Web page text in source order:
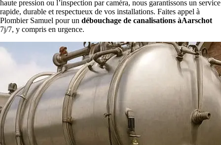
haute pression ou l’inspection par caméra, nous garantissons un service
rapide, durable et respectueux de vos installations. Faites appel à
Plombier Samuel pour un débouchage de canalisations àAarschot
7j/7, y compris en urgence.